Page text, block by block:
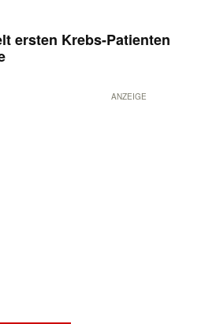
ersten Krebs-Patienten
ANZEIGE